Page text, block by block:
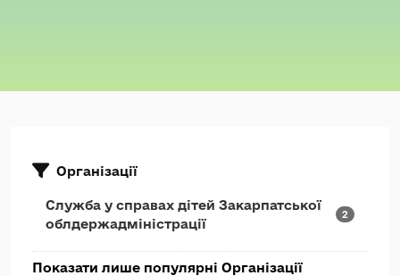
Організації
Служба у справах дітей Закарпатської
облдержадміністрації
2
Показати лише популярні Організації